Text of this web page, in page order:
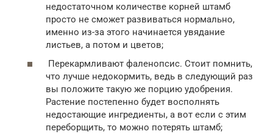
недостаточном количестве корней штамб
просто не сможет развиваться нормально,
именно из-за этого начинается увядание
листьев, а потом и цветов;
Перекармливают фаленопсис. Стоит помнить,
что лучше недокормить, ведь в следующий раз
вы положите такую же порцию удобрения.
Растение постепенно будет восполнять
недостающие ингредиенты, а вот если с этим
переборщить, то можно потерять штамб;